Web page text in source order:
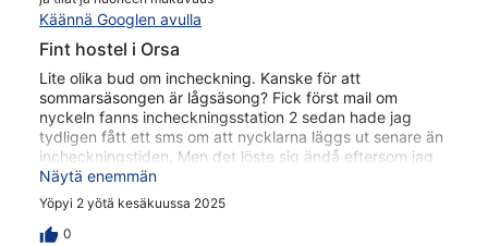
Käännä Googlen avulla
Fint hostel i Orsa
Lite olika bud om incheckning. Kanske för att
sommarsäsongen är lågsäsong? Fick först mail om
nyckeln fanns incheckningsstation 2 sedan hade jag
tydligen fått ett sms om att nycklarna läggs ut senare än
incheckningstiden. Men det löste sig ändå eftersom jag
inte hittade incheckningsstation 2. Skyltningen liksom
upphör till station 2 och jag gick in till och fick nyckeln
vid huvudbyggnaden och fick nyckeln där. Boendets
hostel är mycket rent och fräscht. Fint rum och städning
Näytä enemmän
Yöpyi 2 yötä kesäkuussa 2025
0